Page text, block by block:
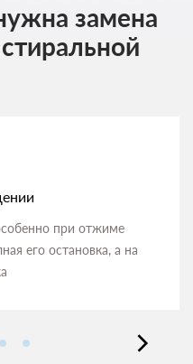
замена
при отжиме
его остановка, а на